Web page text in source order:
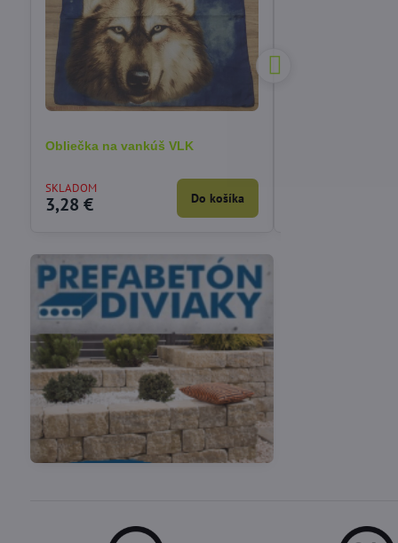
Obliečka na vankúš VLK
SKLADOM
3,28 € Do košíka
Vákuové skladovanie
potravín
Potreby pre cukrárov